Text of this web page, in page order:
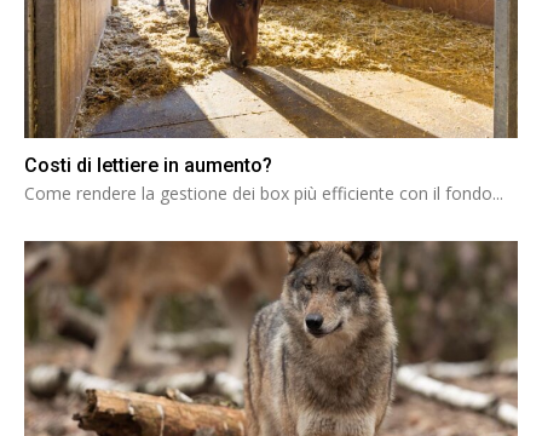
Costi di lettiere in aumento?
Come rendere la gestione dei box più efficiente con il fondo...